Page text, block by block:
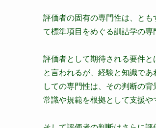
評価者の固有の専門性は、と
て標準項目をめぐる訓詁学の専
評価者として期待される要件
と言われるが、経験と知識で
しての専門性は、その判断の
常識や規範を根拠として支援や